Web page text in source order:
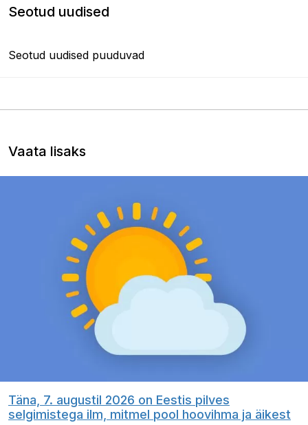
Seotud uudised
Seotud uudised puuduvad
Vaata lisaks
Täna, 7. augustil 2026 on Eestis pilves
selgimistega ilm, mitmel pool hoovihma ja äikest